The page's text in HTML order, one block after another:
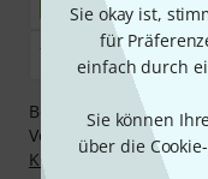
Sie okay ist,
für
einfach durch
Sie können
über die
Bezahlen Sie
Vorkasse, PayPal,
Klarna Ratenzahlung